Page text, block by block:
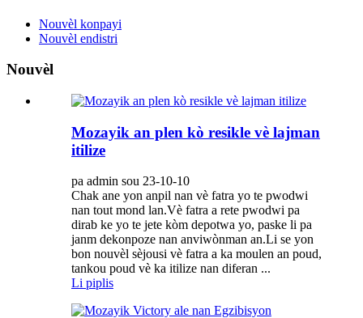
Nouvèl konpayi
Nouvèl endistri
Nouvèl
Mozayik an plen kò resikle vè lajman
itilize
pa admin sou 23-10-10
Chak ane yon anpil nan vè fatra yo te pwodwi
nan tout mond lan.Vè fatra a rete pwodwi pa
dirab ke yo te jete kòm depotwa yo, paske li pa
janm dekonpoze nan anviwònman an.Li se yon
bon nouvèl sèjousi vè fatra a ka moulen an poud,
tankou poud vè ka itilize nan diferan ...
Li piplis